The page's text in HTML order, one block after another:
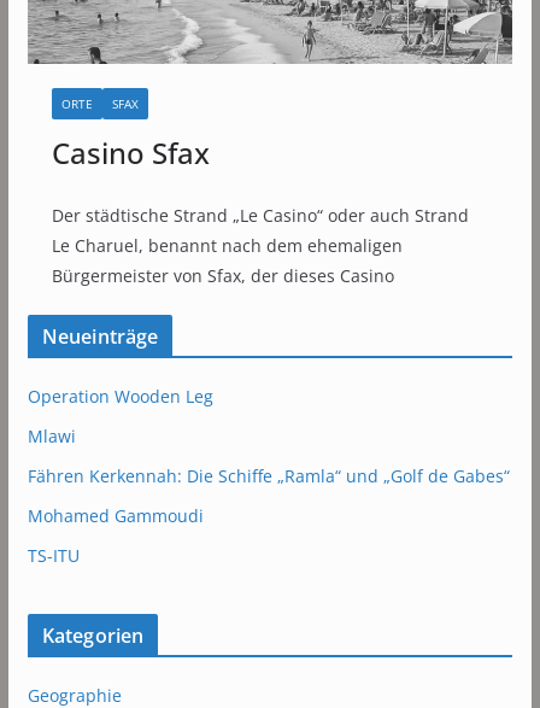
ORTE SFAX
Casino Sfax
Der städtische Strand „Le Casino“ oder auch Strand
Le Charuel, benannt nach dem ehemaligen
Bürgermeister von Sfax, der dieses Casino
Neueinträge
Operation Wooden Leg
Mlawi
Fähren Kerkennah: Die Schiffe „Ramla“ und „Golf de Gabes“
Mohamed Gammoudi
TS-ITU
Kategorien
Geographie